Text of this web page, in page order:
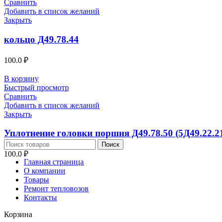
Сравнить
Добавить в список желаний
Закрыть
кольцо Д49.78.44
100.0 ₽
В корзину
Быстрый просмотр
Сравнить
Добавить в список желаний
Закрыть
Уплотнение головки поршня Д49.78.50
100.0 ₽
Поиск
Главная страница
О компании
Товары
Ремонт тепловозов
Контакты
Корзина